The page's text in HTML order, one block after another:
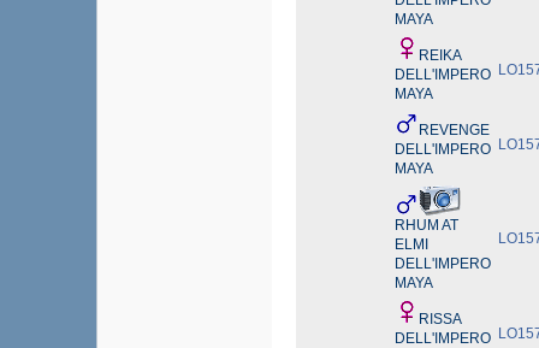
MAYA
REIKA
DELL'IMPERO
MAYA
REVENGE
DELL'IMPERO
MAYA
RHUM AT
ELMI
DELL'IMPERO
MAYA
RISSA
DELL'IMPERO